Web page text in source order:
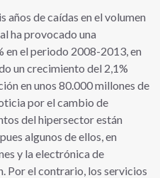
años de caídas en el volumen
ha provocado una
en el periodo 2008-2013, en
un crecimiento del 2,1%
en unos 80.000 millones de
por el cambio de
del hipersector están
algunos de ellos, en
y la electrónica de
Por el contrario, los servicios